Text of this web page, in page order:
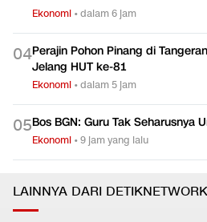
Ekonomi •dalam 6 jam
04Perajin Pohon Pinang di
Jelang HUT ke-81
Ekonomi •dalam 5 jam
05Bos BGN: Guru Tak Seharusnya
Ekonomi •9 jam yang lalu
LAINNYA DARI DETIKNETWORK